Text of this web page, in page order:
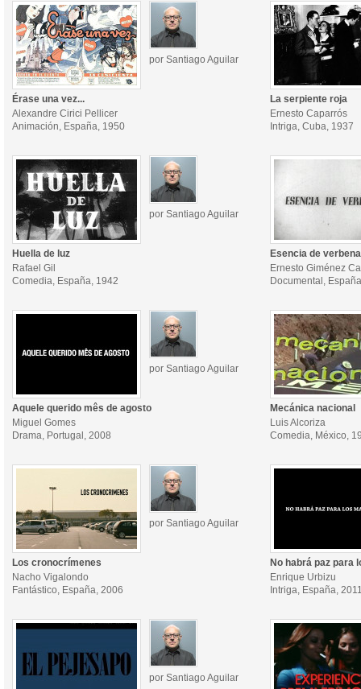
por Santiago Aguilar
Érase una vez...
Alexandre Cirici Pellicer
Animación, España, 1950
La serpiente roja
Ernesto Caparrós
Intriga, Cuba, 1937
por Santiago Aguilar
Huella de luz
Rafael Gil
Comedia, España, 1942
Esencia de verbena
Ernesto Giménez
Documental,
por Santiago Aguilar
Aquele querido mês de agosto
Miguel Gomes
Drama, Portugal, 2008
Mecánica nacional
Luis Alcoriza
Comedia, México,
por Santiago Aguilar
Los cronocrímenes
Nacho Vigalondo
Fantástico, España, 2006
No habrá paz para
Enrique Urbizu
Intriga, España,
por Santiago Aguilar